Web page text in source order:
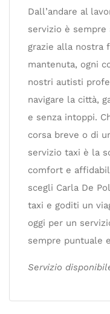
Dall’andare al
servizio è sempre
grazie alla nostra
mantenuta, ogni
nostri autisti
navigare la città,
e senza intoppi.
corsa breve o di
servizio taxi è la
comfort e
scegli Carla De
taxi e goditi un
oggi per un
sempre puntuale
Servizio